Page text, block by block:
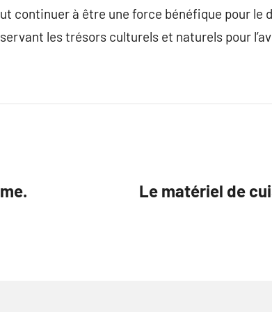
continuer à être une force bénéfique pour le
les trésors culturels et naturels pour
Le matériel de